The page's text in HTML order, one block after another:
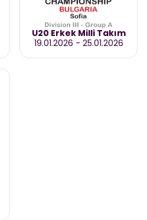
U20 Erkek Milli Takım
19.01.2026 - 25.01.2026